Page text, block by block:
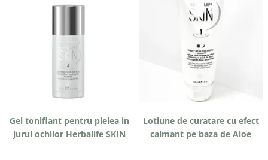
Gel tonifiant pentru pielea in
jurul ochilor Herbalife SKIN
Lotiune de curatare cu efect
calmant pe baza de Aloe